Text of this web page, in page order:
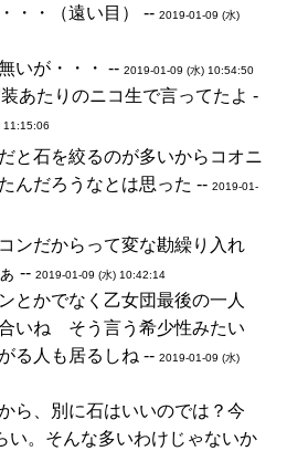
・・（遠い目） -- 2019-01-09 (水)
いが・・・ -- 2019-01-09 (水) 10:54:50
あたりのニコ生で言ってたよ -
11:15:06
と石を絞るのが多いからコオニ
んだろうなとは思った -- 2019-01-
ンだからって変な勘繰り入れ
-- 2019-01-09 (水) 10:42:14
とかでなく乙女団最後の一人
いね そう言う希少性みたい
る人も居るしね -- 2019-01-09 (水)
ら、別に石はいいのでは？今
い。そんな多いわけじゃないか